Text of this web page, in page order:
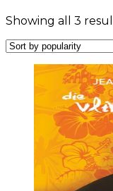
Showing all 3